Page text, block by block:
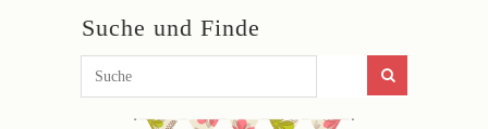
Suche und Finde